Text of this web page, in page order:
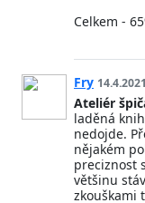
Celkem -
Fry
Ateliér
laděná
nedojde.
nějakém
preciznost
většinu
zkouškami